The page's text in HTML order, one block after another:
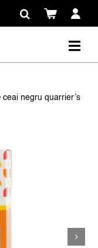
ceai negru quarrier’s